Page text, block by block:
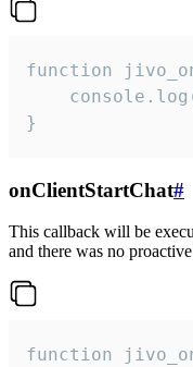
function
}
onClientStartChat#
This callback will be
and there was no
function